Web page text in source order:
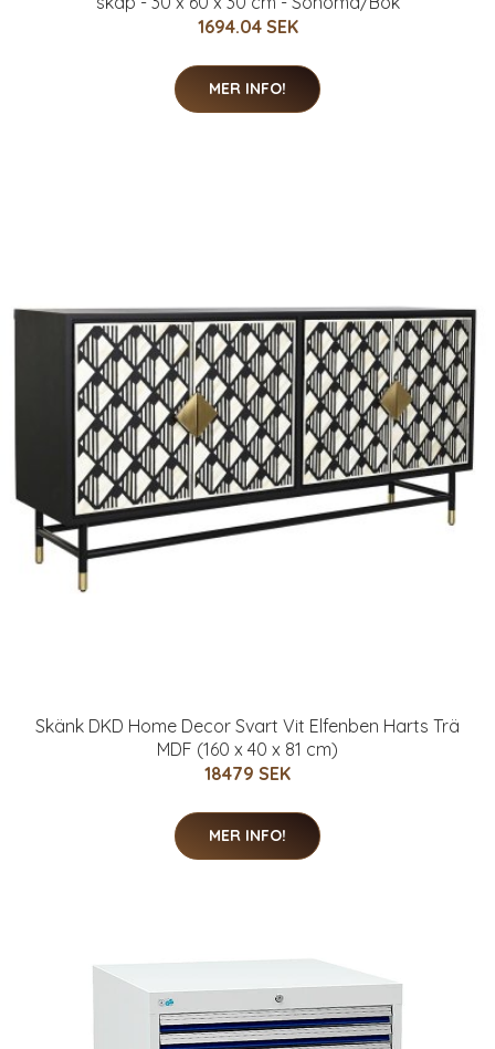
1694.04 SEK
MER INFO!
Skänk DKD Home Decor Svart Vit Elfenben Harts Trä
MDF (160 x 40 x 81 cm)
18479 SEK
MER INFO!